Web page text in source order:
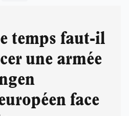
temps faut-il
une armée
face